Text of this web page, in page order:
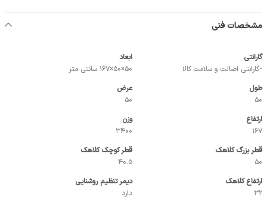
مشخصات فنی
گارانتی
-گارانتی اصالت و سلامت کالا
ابعاد
50×50×167 سانتی متر
طول
50
عرض
50
ارتفاع
167
وزن
3400
قطر بزرگ کلاهک
50
قطر کوچک کلاهک
40.5
ارتفاع کلاهک
32
دیمر تنظیم روشنایی
دارد